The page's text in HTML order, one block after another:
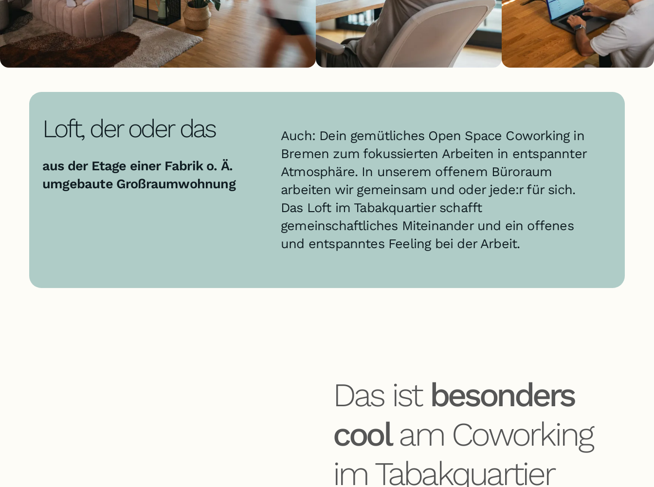
Loft, der oder das
aus der Etage einer Fabrik o. Ä.
umgebaute Großraumwohnung
Auch: Dein gemütliches Open Space Coworking in
Bremen zum fokussierten Arbeiten in entspannter
Atmosphäre. In unserem offenem Büroraum
arbeiten wir gemeinsam und oder jede:r für sich.
Das Loft im Tabakquartier schafft
gemeinschaftliches Miteinander und ein offenes
und entspanntes Feeling bei der Arbeit.
Das ist besonders
coolam Coworking
im Tabakquartier